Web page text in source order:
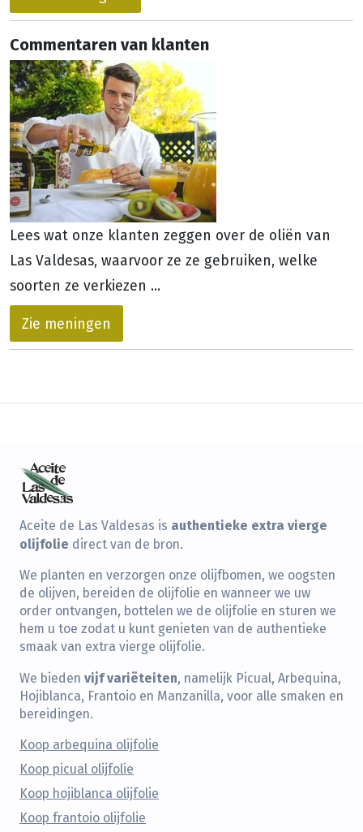
Commentaren van klanten
Lees wat onze klanten zeggen over de oliën van
Las Valdesas, waarvoor ze ze gebruiken, welke
soorten ze verkiezen ...
Zie meningen
Aceite de Las Valdesas is authentieke extra vierge
olijfolie direct van de bron.
We planten en verzorgen onze olijfbomen, we oogsten
de olijven, bereiden de olijfolie en wanneer we uw
order ontvangen, bottelen we de olijfolie en sturen we
hem u toe zodat u kunt genieten van de authentieke
smaak van extra vierge olijfolie.
We bieden vijf variëteiten, namelijk Picual, Arbequina,
Hojiblanca, Frantoio en Manzanilla, voor alle smaken en
bereidingen.
Koop arbequina olijfolie
Koop picual olijfolie
Koop hojiblanca olijfolie
Koop frantoio olijfolie